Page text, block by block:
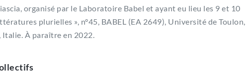
organisé par le Laboratoire Babel et ayant eu lieu les 9 et 10
plurielles », n°45, BABEL (EA 2649), Université de Toulon,
À paraître en 2022.